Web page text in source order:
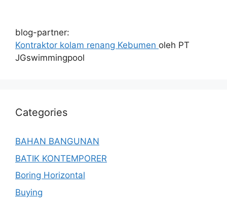
blog-partner:
Kontraktor kolam renang Kebumen oleh PT
JGswimmingpool
Categories
BAHAN BANGUNAN
BATIK KONTEMPORER
Boring Horizontal
Buying